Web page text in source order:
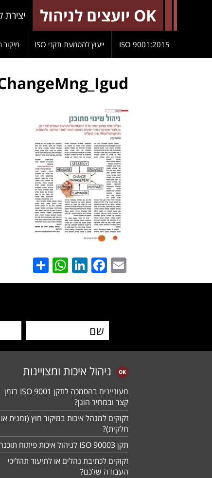
OK יועצים לניהול
9001:2015 ISO ייעוץ להטמעת תקני ISO מיקור
Email
Facebook
LinkedIn
ניהול איכות ומצויינות
מעוניינים בהסמכה לתקן ISO 9001 בזמן
קצר ובמחיר הוגן?
זקוקים למנהל איכות במיקור חוץ (זמנית או
חלקית)?
תקן ISO 90003 לניהול איכות פיתוח תוכנה
זקוקים לכתיבת נהלים או לתיעוד תהליכי
העבודה שלכם?